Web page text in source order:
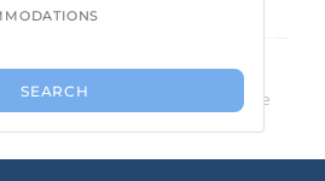
camping trouvé.
de réduire le nombre de critères de